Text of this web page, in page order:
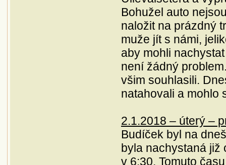
Bohužel auto
naložit na prázdný
muže jít s námi,
aby mohli
není žádný
všim souhlasili.
natahovali a mohlo
2.1.2018 – úterý –
Budíček byl na
byla nachystaná již
v 6:30. Tomuto